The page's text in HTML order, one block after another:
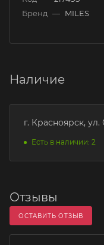
Бренд — MILES
Наличие
г. Красноярск,
Есть в наличии: 2
Отзывы
ОСТАВИТЬ ОТЗЫВ